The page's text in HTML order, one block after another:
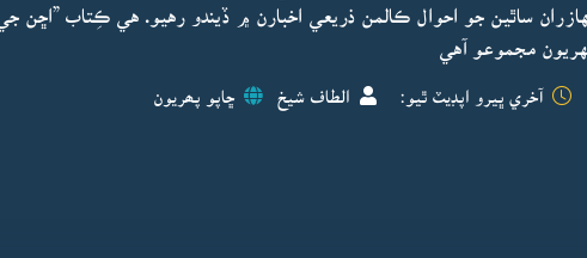
ساٿين جو احوال ڪالمن ذريعي اخبارن ۾ ڏيندو رهيو. هي ڪِتاب ”اڇن جي
مجموعو آهي
آخري ڀيرو اپڊيٽ ٿيو: الطاف شيخ ڇاپو پھريون